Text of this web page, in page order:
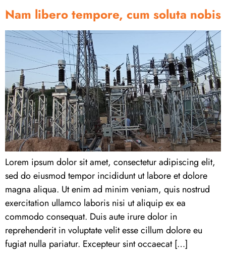
Nam libero tempore, cum soluta nobis
Lorem ipsum dolor sit amet, consectetur adipiscing elit,
sed do eiusmod tempor incididunt ut labore et dolore
magna aliqua. Ut enim ad minim veniam, quis nostrud
exercitation ullamco laboris nisi ut aliquip ex ea
commodo consequat. Duis aute irure dolor in
reprehenderit in voluptate velit esse cillum dolore eu
fugiat nulla pariatur. Excepteur sint occaecat […]